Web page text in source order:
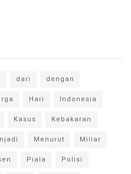
dari
dengan
Hari
Indonesia
Kasus
Kebakaran
Menurut
Miliar
Piala
Polisi